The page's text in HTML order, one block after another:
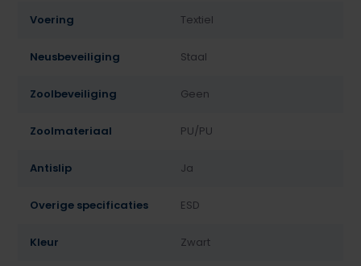
Voering Textiel
Neusbeveiliging Staal
Zoolbeveiliging Geen
Zoolmateriaal PU/PU
Antislip Ja
Overige specificaties ESD
Kleur Zwart